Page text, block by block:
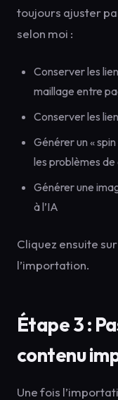
toujours ajuster
selon moi :
Conserver les
maillage entre
Conserver les
Générer un «
les problèmes
Générer une
à l’IA
Cliquez ensuite
l’importation.
Étape 3 :
contenu
Une fois